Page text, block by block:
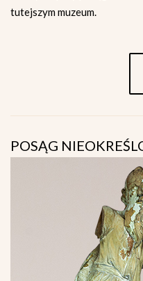
tutejszym muzeum.
POSĄG